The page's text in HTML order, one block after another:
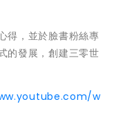
得，並於臉書粉絲專
的發展，創建三零世
w